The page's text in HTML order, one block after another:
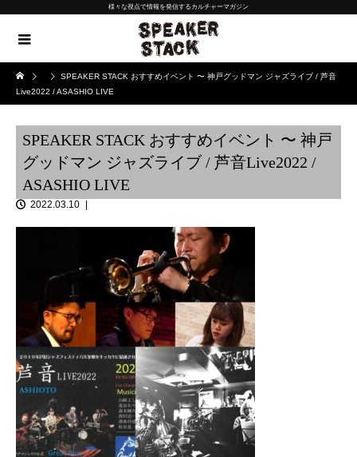
様々な視点で情報を発信するカルチャーマガジン
SPEAKER STACK おすすめイベント 〜 神戸グッドマン ジャズライブ / 芦音
Live2022 / ASASHIO LIVE
SPEAKER STACK おすすめイベント 〜 神戸
グッドマン ジャズライブ / 芦音Live2022 /
ASASHIO LIVE
2022.03.10